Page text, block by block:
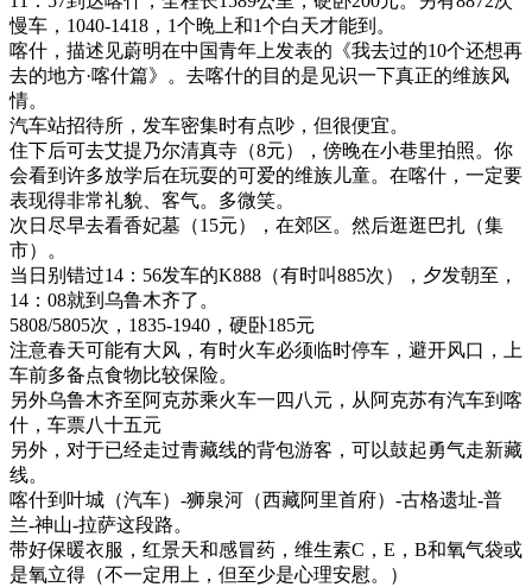
慢车，1040-1418，1个晚上和1个白天才能到。
喀什，描述见蔚明在中国青年上发表的《我去过的10个还想再
去的地方·喀什篇》。去喀什的目的是见识一下真正的维族风
情。
汽车站招待所，发车密集时有点吵，但很便宜。
住下后可去艾提乃尔清真寺（8元），傍晚在小巷里拍照。你
会看到许多放学后在玩耍的可爱的维族儿童。在喀什，一定要
表现得非常礼貌、客气。多微笑。
次日尽早去看香妃墓（15元），在郊区。然后逛逛巴扎（集
市）。
当日别错过14：56发车的K888（有时叫885次），夕发朝至，
14：08就到乌鲁木齐了。
5808/5805次，1835-1940，硬卧185元
注意春天可能有大风，有时火车必须临时停车，避开风口，上
车前多备点食物比较保险。
另外乌鲁木齐至阿克苏乘火车一四八元，从阿克苏有汽车到喀
什，车票八十五元
另外，对于已经走过青藏线的背包游客，可以鼓起勇气走新藏
线。
喀什到叶城（汽车）-狮泉河（西藏阿里首府）-古格遗址-普
兰-神山-拉萨这段路。
带好保暖衣服，红景天和感冒药，维生素C，E，B和氧气袋或
是氧立得（不一定用上，但至少是心理安慰。）